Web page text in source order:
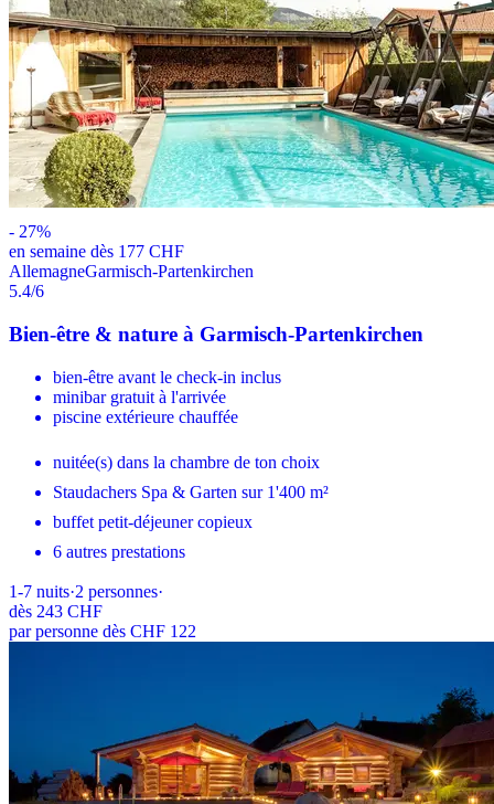
- 27%
en semaine dès 177 CHF
AllemagneGarmisch-Partenkirchen
5.4/6
Bien-être & nature à Garmisch-Partenkirchen
bien-être avant le check-in inclus
minibar gratuit à l'arrivée
piscine extérieure chauffée
nuitée(s) dans la chambre de ton choix
Staudachers Spa & Garten sur 1'400 m²
buffet petit-déjeuner copieux
6 autres prestations
1-7 nuits·2 personnes·
dès 243 CHF
par personne dès CHF 122